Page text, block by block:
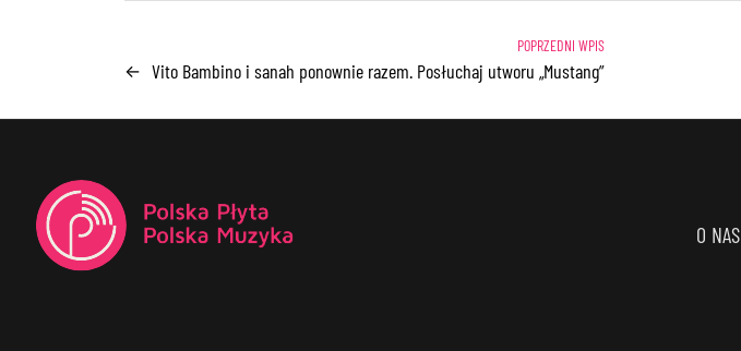
← Vito Bambino i sanah ponownie razem. Posłuchaj utworu „Mustang”
O NAS